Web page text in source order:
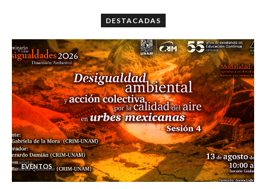
DESTACADAS
EVENTOS